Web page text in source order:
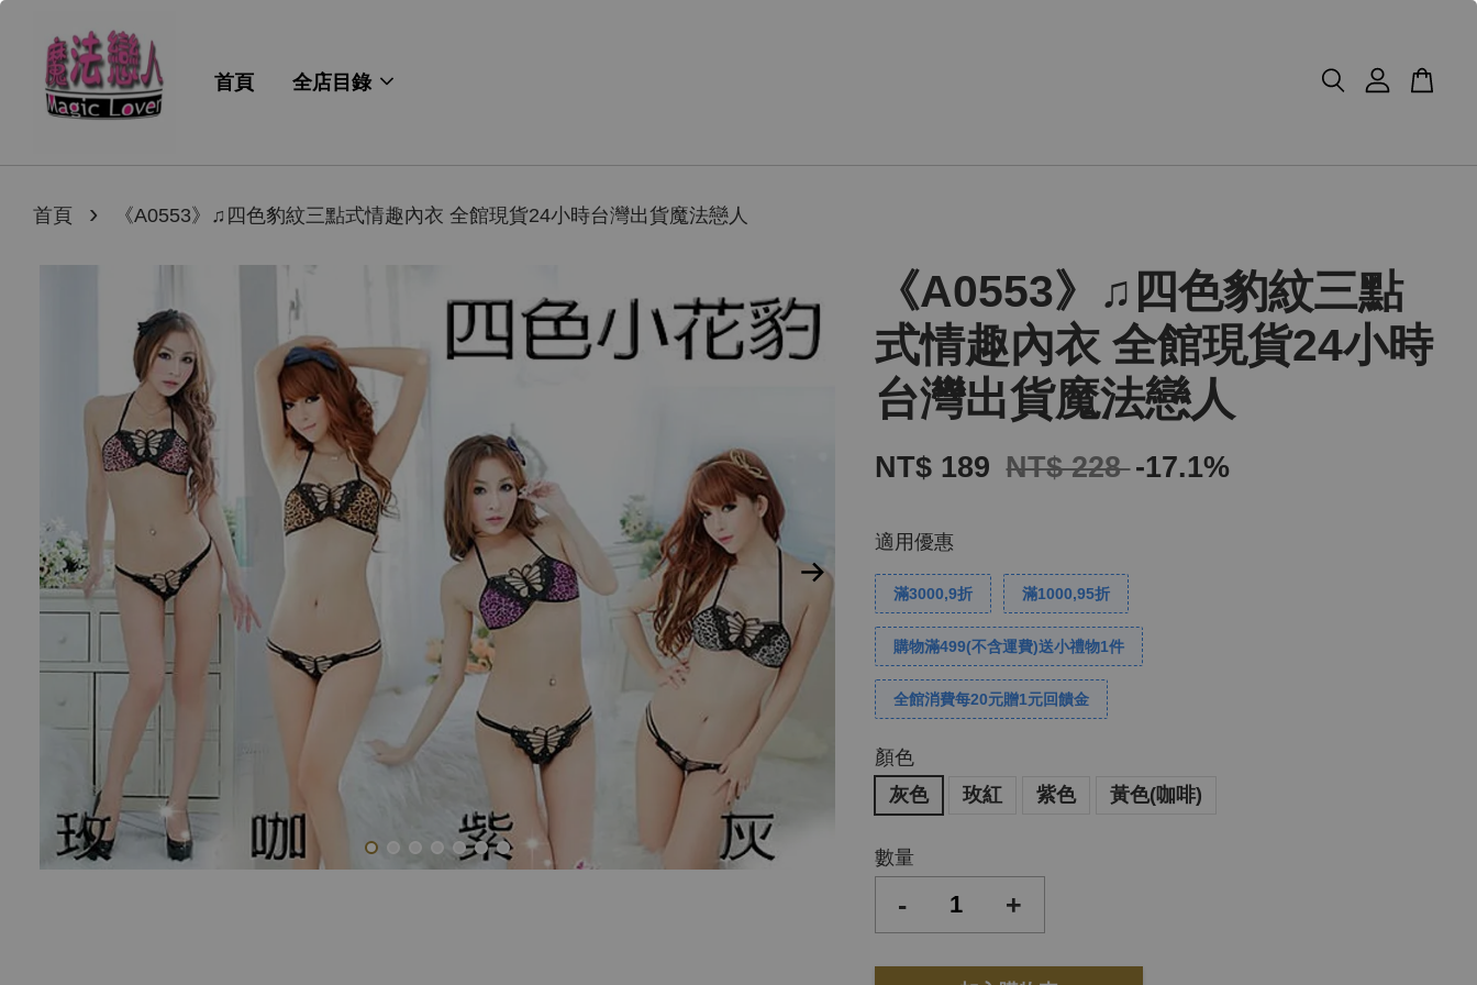
首頁 全店目錄
首頁 › 《A0553》♫四色豹紋三點式情趣內衣 全館現貨24小時台灣出貨魔法戀人
《A0553》♫四色豹紋三點
式情趣內衣 全館現貨24小時
台灣出貨魔法戀人
NT$ 189 NT$ 228-17.1%
適用優惠
滿3000,9折 滿1000,95折
購物滿499(不含運費)送小禮物1件
全館消費每20元贈1元回饋金
顏色
灰色
玫紅 紫色 黃色(咖啡)
數量
- +